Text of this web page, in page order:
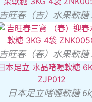
吉旺春（吉）水果軟糖
吉旺春（春）水果軟糖
日本足立啫喱軟糖